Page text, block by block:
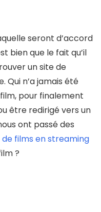
seront d’accord
bien que le fait qu’il
un site de
n’a jamais été
pour finalement
être redirigé vers un
ont passé des
de films en streaming
?